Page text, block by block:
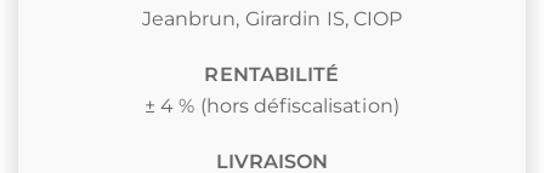
Jeanbrun, Girardin IS, CIOP
RENTABILITÉ
± 4 % (hors défiscalisation)
LIVRAISON